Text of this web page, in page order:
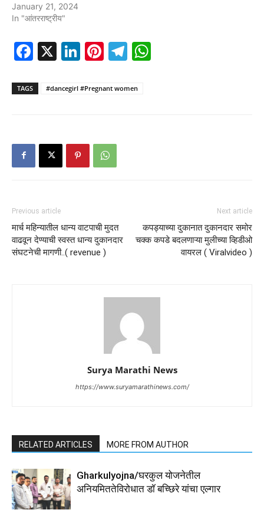
January 21, 2024
In "आंतरराष्ट्रीय"
Facebook
X LinkedIn
Pinterest
Telegram
TAGS #dancegirl #Pregnant women
Previous article
मार्च महिन्यातील धान्य वाटपाची मुदत
वाढवून देण्याची स्वस्त धान्य दुकानदार
संघटनेची मागणी..( revenue )
Next article
कपड्याच्या दुकानात दुकानदार समोर
चक्क कपडे बदलणाऱ्या मुलीच्या व्हिडीओ
वायरल ( Viralvideo )
Surya Marathi News
https://www.suryamarathinews.com/
RELATED ARTICLES MORE FROM AUTHOR
Gharkulyojna/घरकुल योजनेतील
अनियमिततेविरोधात डॉ बच्छिरे यांचा एल्गार